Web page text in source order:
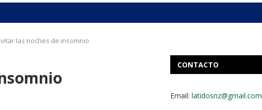
las noches de insomnio
CONTACTO
Email: latidosnz@gmail.com